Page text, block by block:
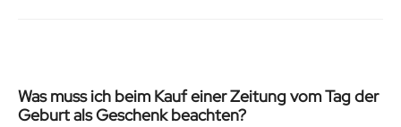
Was muss ich beim Kauf einer Zeitung vom Tag der
Geburt als Geschenk beachten?